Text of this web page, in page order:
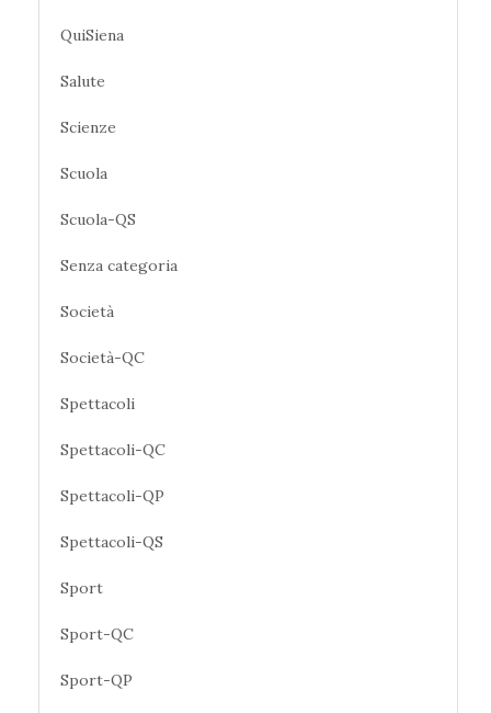
QuiSiena
Salute
Scienze
Scuola
Scuola-QS
Senza categoria
Società
Società-QC
Spettacoli
Spettacoli-QC
Spettacoli-QP
Spettacoli-QS
Sport
Sport-QC
Sport-QP